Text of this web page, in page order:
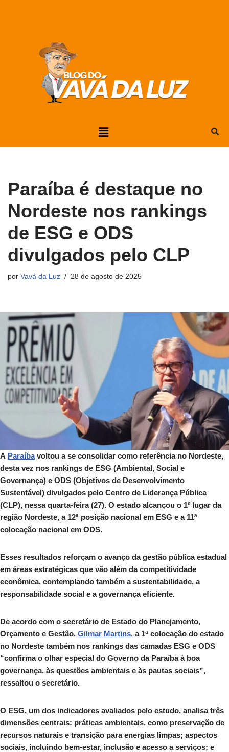
Paraíba é destaque no
Nordeste nos rankings
de ESG e ODS
divulgados pelo CLP
por Vavá da Luz 28 de agosto de 2025
A Paraíbavoltou a se consolidar como referência no Nordeste,
desta vez nos rankings de ESG (Ambiental, Social e
Governança) e ODS (Objetivos de Desenvolvimento
Sustentável) divulgados pelo Centro de Liderança Pública
(CLP), nessa quarta-feira (27). O estado alcançou o 1º lugar da
região Nordeste, a 12ª posição nacional em ESG e a 11ª
colocação nacional em ODS.
Esses resultados reforçam o avanço da gestão pública estadual
em áreas estratégicas que vão além da competitividade
econômica, contemplando também a sustentabilidade, a
responsabilidade social e a governança eficiente.
De acordo com o secretário de Estado do Planejamento,
Orçamento e Gestão, Gilmar Martins, a 1ª colocação do estado
no Nordeste também nos rankings das camadas ESG e ODS
“confirma o olhar especial do Governo da Paraíba à boa
governança, às questões ambientais e às pautas sociais”,
ressaltou o secretário.
O ESG, um dos indicadores avaliados pelo estudo, analisa três
dimensões centrais: práticas ambientais, como preservação de
recursos naturais e transição para energias limpas; aspectos
sociais, incluindo bem-estar, inclusão e acesso a serviços; e